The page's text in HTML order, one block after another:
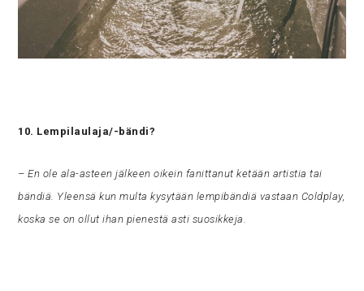
10. Lempilaulaja/-bändi?
– En ole ala-asteen jälkeen oikein fanittanut ketään artistia tai
bändiä. Yleensä kun multa kysytään lempibändiä vastaan Coldplay,
koska se on ollut ihan pienestä asti suosikkeja.